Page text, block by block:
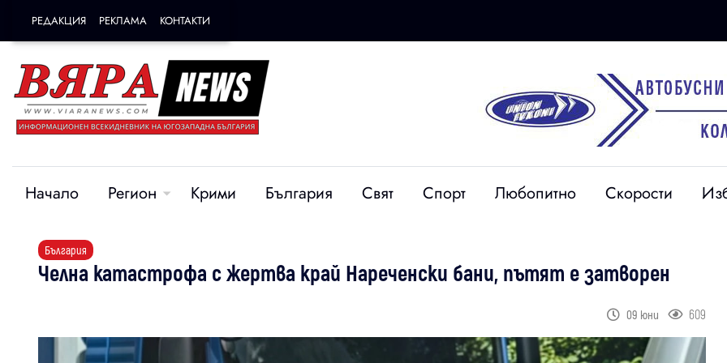
РЕДАКЦИЯ РЕКЛАМА КОНТАКТИ
Начало Регион Крими България Свят Спорт Любопитно Скорости
България
Челна катастрофа с жертва край Нареченски бани, пътят е затворен
09 юни 609